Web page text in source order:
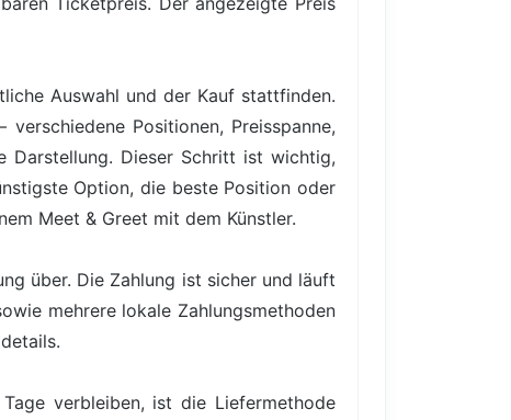
Auswahl und der Kauf stattfinden.
Positionen, Preisspanne,
Darstellung. Dieser Schritt ist wichtig,
Option, die beste Position oder
Meet & Greet mit dem Künstler.
über. Die Zahlung ist sicher und läuft
mehrere lokale Zahlungsmethoden
verbleiben, ist die Liefermethode